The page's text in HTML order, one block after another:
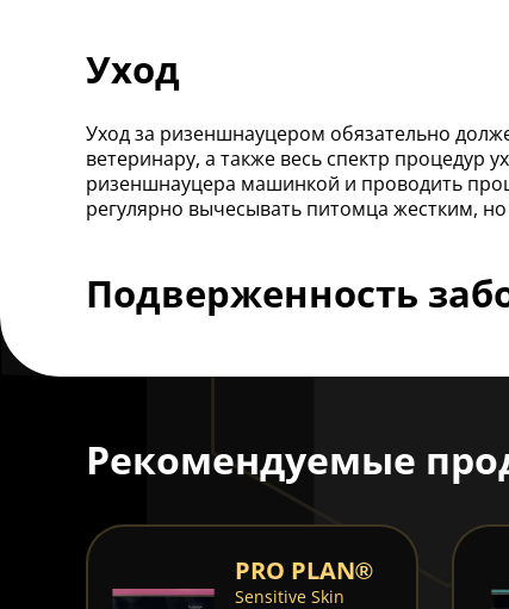
Уход
Уход за ризеншнауцером обязательно
ветеринару, а также весь спектр
ризеншнауцера машинкой и проводить
регулярно вычесывать питомца жестким,
Подверженность
Рекомендуемые
PRO PLAN®
Sensitive Skin